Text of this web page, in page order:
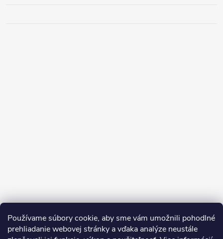
Používame súbory cookie, aby sme vám umožnili pohodlné
prehliadanie webovej stránky a vďaka analýze neustále